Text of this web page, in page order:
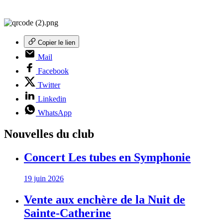
Copier le lien
Mail
Facebook
Twitter
Linkedin
WhatsApp
Nouvelles du club
Concert Les tubes en Symphonie
19 juin 2026
Vente aux enchère de la Nuit de
Sainte-Catherine